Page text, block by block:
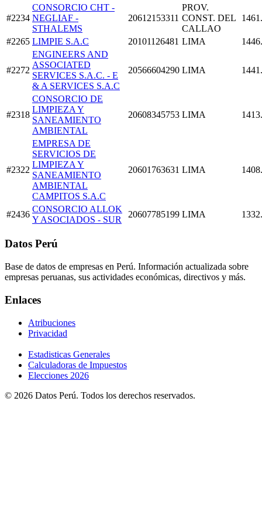
#2234
CONSORCIO CHT -
NEGLIAF -
STHALEMS
20612153311
PROV.
CONST. DEL
CALLAO
#2265 LIMPIE S.A.C 20101126481 LIMA
#2272
ENGINEERS AND
ASSOCIATED
SERVICES S.A.C. - E
& A SERVICES S.A.C
20566604290 LIMA
#2318
CONSORCIO DE
LIMPIEZA Y
SANEAMIENTO
AMBIENTAL
20608345753 LIMA
#2322
EMPRESA DE
SERVICIOS DE
LIMPIEZA Y
SANEAMIENTO
AMBIENTAL
CAMPITOS S.A.C
20601763631 LIMA
#2436
CONSORCIO ALLOK
Y ASOCIADOS - SUR
20607785199 LIMA
Datos Perú
Base de datos de empresas en Perú. Información actualizada sobre
empresas peruanas, sus actividades económicas, directivos y más.
Enlaces
Atribuciones
Privacidad
Estadisticas Generales
Calculadoras de Impuestos
Elecciones 2026
© 2026 Datos Perú. Todos los derechos reservados.